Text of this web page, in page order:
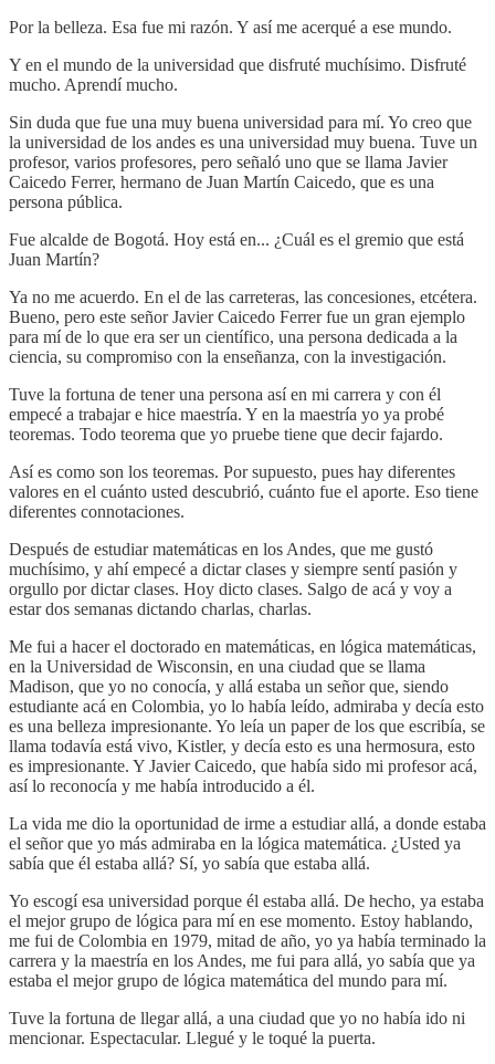
Por la belleza. Esa fue mi razón. Y así me acerqué a ese mundo.
Y en el mundo de la universidad que disfruté muchísimo. Disfruté
mucho. Aprendí mucho.
Sin duda que fue una muy buena universidad para mí. Yo creo que
la universidad de los andes es una universidad muy buena. Tuve un
profesor, varios profesores, pero señaló uno que se llama Javier
Caicedo Ferrer, hermano de Juan Martín Caicedo, que es una
persona pública.
Fue alcalde de Bogotá. Hoy está en... ¿Cuál es el gremio que está
Juan Martín?
Ya no me acuerdo. En el de las carreteras, las concesiones, etcétera.
Bueno, pero este señor Javier Caicedo Ferrer fue un gran ejemplo
para mí de lo que era ser un científico, una persona dedicada a la
ciencia, su compromiso con la enseñanza, con la investigación.
Tuve la fortuna de tener una persona así en mi carrera y con él
empecé a trabajar e hice maestría. Y en la maestría yo ya probé
teoremas. Todo teorema que yo pruebe tiene que decir fajardo.
Así es como son los teoremas. Por supuesto, pues hay diferentes
valores en el cuánto usted descubrió, cuánto fue el aporte. Eso tiene
diferentes connotaciones.
Después de estudiar matemáticas en los Andes, que me gustó
muchísimo, y ahí empecé a dictar clases y siempre sentí pasión y
orgullo por dictar clases. Hoy dicto clases. Salgo de acá y voy a
estar dos semanas dictando charlas, charlas.
Me fui a hacer el doctorado en matemáticas, en lógica matemáticas,
en la Universidad de Wisconsin, en una ciudad que se llama
Madison, que yo no conocía, y allá estaba un señor que, siendo
estudiante acá en Colombia, yo lo había leído, admiraba y decía esto
es una belleza impresionante. Yo leía un paper de los que escribía, se
llama todavía está vivo, Kistler, y decía esto es una hermosura, esto
es impresionante. Y Javier Caicedo, que había sido mi profesor acá,
así lo reconocía y me había introducido a él.
La vida me dio la oportunidad de irme a estudiar allá, a donde estaba
el señor que yo más admiraba en la lógica matemática. ¿Usted ya
sabía que él estaba allá? Sí, yo sabía que estaba allá.
Yo escogí esa universidad porque él estaba allá. De hecho, ya estaba
el mejor grupo de lógica para mí en ese momento. Estoy hablando,
me fui de Colombia en 1979, mitad de año, yo ya había terminado la
carrera y la maestría en los Andes, me fui para allá, yo sabía que ya
estaba el mejor grupo de lógica matemática del mundo para mí.
Tuve la fortuna de llegar allá, a una ciudad que yo no había ido ni
mencionar. Espectacular. Llegué y le toqué la puerta.